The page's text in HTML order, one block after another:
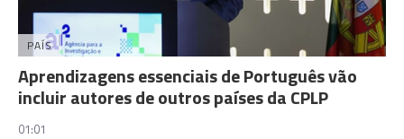
PAÍS
Aprendizagens essenciais de Português vão
incluir autores de outros países da CPLP
01:01